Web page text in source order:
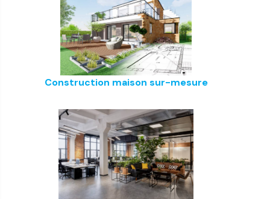
Construction maison sur-mesure